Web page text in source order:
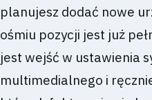
planujesz dodać nowe
ośmiu pozycji jest już
jest wejść w ustawienia
multimedialnego i